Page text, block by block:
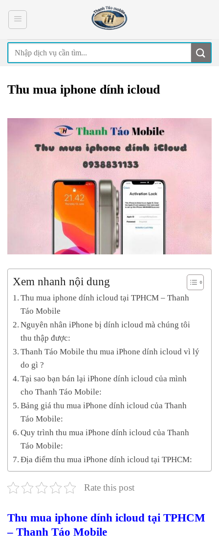
Thu mua iphone dính icloud
Xem nhanh nội dung
Thu mua iphone dính icloud tại TPHCM – Thanh
Táo Mobile
Nguyên nhân iPhone bị dính icloud mà chúng tôi
thu thập được:
Thanh Táo Mobile thu mua iPhone dính icloud vì lý
do gì ?
Tại sao bạn bán lại iPhone dính icloud của mình
cho Thanh Táo Mobile:
Bảng giá thu mua iPhone dính icloud của Thanh
Táo Mobile:
Quy trình thu mua iPhone dính icloud của Thanh
Táo Mobile:
Địa điểm thu mua iPhone dính icloud tại TPHCM:
Rate this post
Thu mua iphone dính icloud tại TPHCM
– Thanh Táo Mobile